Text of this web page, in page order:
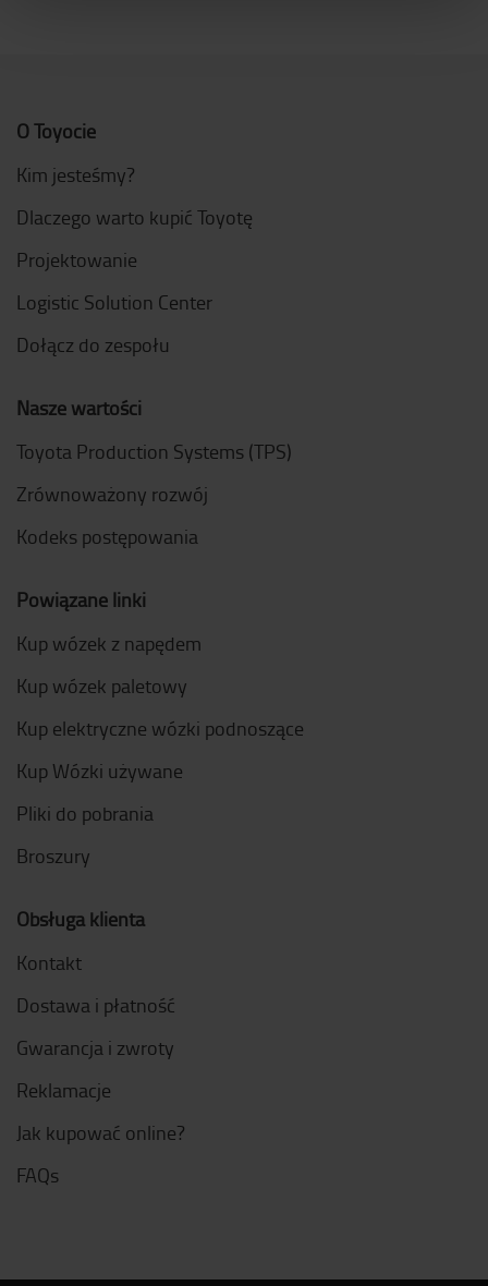
O Toyocie
Kim jesteśmy?
Dlaczego warto kupić Toyotę
Projektowanie
Logistic Solution Center
Dołącz do zespołu
Nasze wartości
Toyota Production Systems (TPS)
Zrównoważony rozwój
Kodeks postępowania
Powiązane linki
Kup wózek z napędem
Kup wózek paletowy
Kup elektryczne wózki podnoszące
Kup Wózki używane
Pliki do pobrania
Broszury
Obsługa klienta
Kontakt
Dostawa i płatność
Gwarancja i zwroty
Reklamacje
Jak kupować online?
FAQs